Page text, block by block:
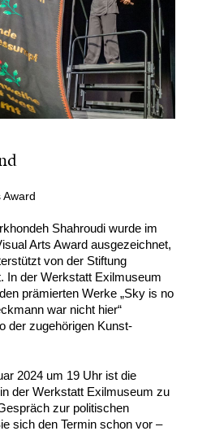
Award
Shahroudi wurde im
Arts Award ausgezeichnet,
von der Stiftung
In der Werkstatt Exilmuseum
prämierten Werke „Sky is no
war nicht hier“
der zugehörigen Kunst-
2024 um 19 Uhr ist die
der Werkstatt Exilmuseum zu
zur politischen
sich den Termin schon vor –